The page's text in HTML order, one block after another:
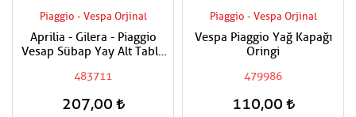
Piaggio - Vespa Orjinal
Aprilia - Gilera - Piaggio
Vesap Sübap Yay Alt Tabla
483711
207,00
Piaggio - Vespa Orjinal
Vespa Piaggio Yağ Kapağı
Oringi
479986
110,00